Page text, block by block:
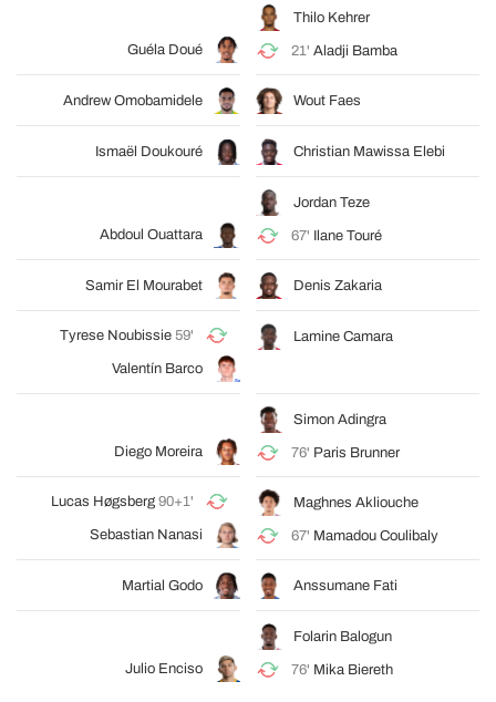
Guéla Doué
Thilo Kehrer
21' Aladji Bamba
Andrew Omobamidele Wout Faes
Ismaël Doukouré Christian Mawissa Elebi
Abdoul Ouattara
Jordan Teze
67' Ilane Touré
Samir El Mourabet Denis Zakaria
Tyrese Noubissie 59'
Valentín Barco
Lamine Camara
Diego Moreira
Simon Adingra
76' Paris Brunner
Lucas Høgsberg 90+1'
Sebastian Nanasi
Maghnes Akliouche
67' Mamadou Coulibaly
Martial Godo Anssumane Fati
Julio Enciso
Folarin Balogun
76' Mika Biereth